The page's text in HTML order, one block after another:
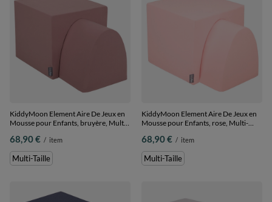
KiddyMoon Element Aire De Jeux en
Mousse pour Enfants, bruyère, Multi-
68,90 € / item
Multi-Taille
KiddyMoon Element Aire De Jeux en
Mousse pour Enfants, rose, Multi-
68,90 € / item
Multi-Taille